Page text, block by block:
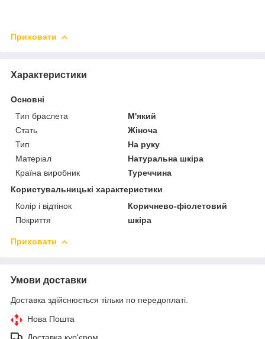
Приховати
Характеристики
Основні
Тип браслета
М'який
Стать
Жіноча
Тип
На руку
Матеріал
Натуральна шкіра
Країна виробник
Туреччина
Користувальницькі характеристики
Колір і відтінок
Коричнево-фіолетовий
Покриття
шкіра
Приховати
Умови доставки
Доставка здійснюється тільки по передоплаті.
Нова Пошта
Доставка кур'єром